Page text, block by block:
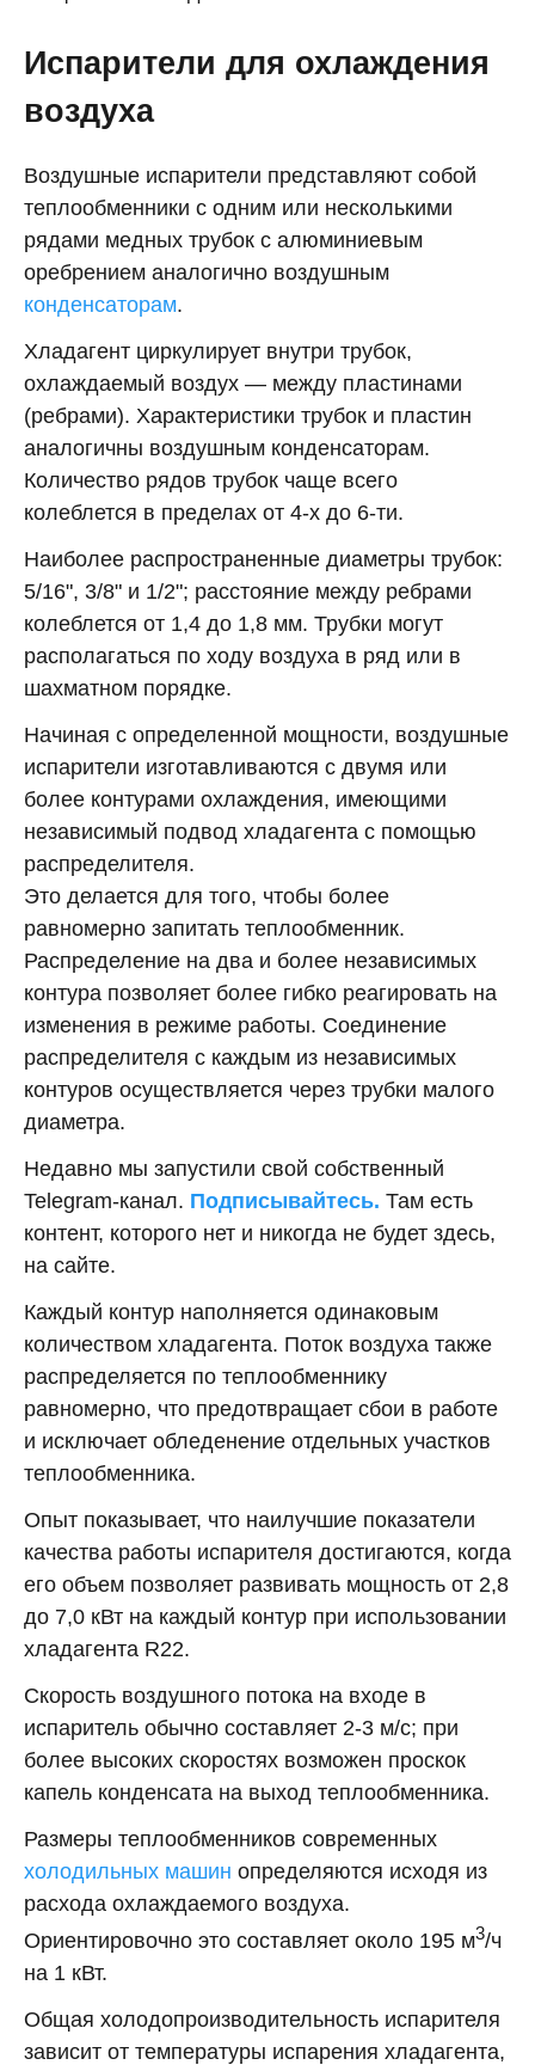
Испарители для охлаждения
воздуха
Воздушные испарители представляют собой
теплообменники с одним или несколькими
рядами медных трубок с алюминиевым
оребрением аналогично воздушным
конденсаторам.
Хладагент циркулирует внутри трубок,
охлаждаемый воздух — между пластинами
(ребрами). Характеристики трубок и пластин
аналогичны воздушным конденсаторам.
Количество рядов трубок чаще всего
колеблется в пределах от 4-х до 6-ти.
Наиболее распространенные диаметры трубок:
5/16", 3/8" и 1/2"; расстояние между ребрами
колеблется от 1,4 до 1,8 мм. Трубки могут
располагаться по ходу воздуха в ряд или в
шахматном порядке.
Начиная с определенной мощности, воздушные
испарители изготавливаются с двумя или
более контурами охлаждения, имеющими
независимый подвод хладагента с помощью
распределителя.
Это делается для того, чтобы более
равномерно запитать теплообменник.
Распределение на два и более независимых
контура позволяет более гибко реагировать на
изменения в режиме работы. Соединение
распределителя с каждым из независимых
контуров осуществляется через трубки малого
диаметра.
Недавно мы запустили свой собственный
Telegram-канал. Подписывайтесь. Там есть
контент, которого нет и никогда не будет здесь,
на сайте.
Каждый контур наполняется одинаковым
количеством хладагента. Поток воздуха также
распределяется по теплообменнику
равномерно, что предотвращает сбои в работе
и исключает обледенение отдельных участков
теплообменника.
Опыт показывает, что наилучшие показатели
качества работы испарителя достигаются, когда
его объем позволяет развивать мощность от 2,8
до 7,0 кВт на каждый контур при использовании
хладагента R22.
Скорость воздушного потока на входе в
испаритель обычно составляет 2-3 м/с; при
более высоких скоростях возможен проскок
капель конденсата на выход теплообменника.
Размеры теплообменников современных
холодильных машин определяются исходя из
расхода охлаждаемого воздуха.
Ориентировочно это составляет около 195 м3/ч
на 1 кВт.
Общая холодопроизводительность испарителя
зависит от температуры испарения хладагента,